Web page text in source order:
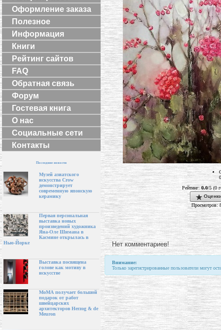
Оформление заказа
Полезное
Информация
Книги
Рейтинг сайтов
FAQ
Обратная связь
Форум
Гостевая книга
О нас
Социальные сети
Контакты
Последние новости
Музей азиатского
искусства Crow
демонстрирует
современную японскую
керамику
Первая персональная
выставка новых
произведений художника
Яна-Оле Шимана в
Касмине открылась в
Нью-Йорке
Выставка посвящена
голове как мотиву в
искусстве
МоМА получает большой
подарок от работ
швейцарских
архитекторов Herzog & de
Meuron
Рейтинг:0.0/5 (0
Просмотров:
Нет комментариев!
Внимание:
Только зарегистрированные пользователи могут